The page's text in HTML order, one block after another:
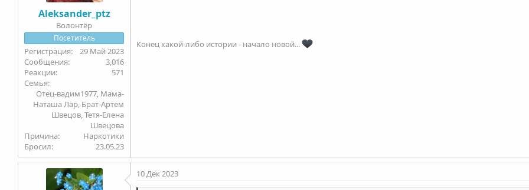
бабушкаС
Aleksander_ptz
Волонтëр
Посетитель
29 Май 2023
3,016
571
Семья
Отец-вадим1977, Мама-
Наташа Лар, Брат-Артем
Швецов, Тетя-Елена
Швецова
Причина
Наркотики
Бросил
23.05.23
Конец какой-либо истории - начало новой...
10 Дек 2023